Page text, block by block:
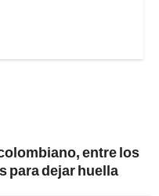
entre los
para dejar huella